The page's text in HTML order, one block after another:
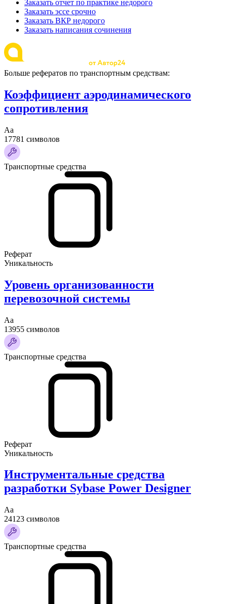
Заказать отчет по практике недорого
Заказать эссе срочно
Заказать ВКР недорого
Заказать написания сочинения
Больше рефератов по транспортным средствам:
Коэффициент аэродинамического
сопротивления
Аа
17781 символов
Транспортные средства
Реферат
Уникальность
Уровень организованности
перевозочной системы
Аа
13955 символов
Транспортные средства
Реферат
Уникальность
Инструментальные средства
разработки Sybase Power Designer
Аа
24123 символов
Транспортные средства